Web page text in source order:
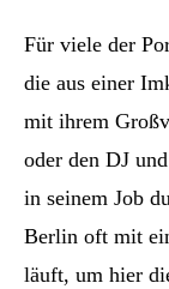
Für viele der
die aus einer
mit ihrem
oder den DJ
in seinem Job
Berlin oft mit
läuft, um hier